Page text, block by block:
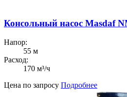
Консольный насос Masdaf
Напор:
55 м
Расход:
170 м³/ч
Цена по запросу Подробнее